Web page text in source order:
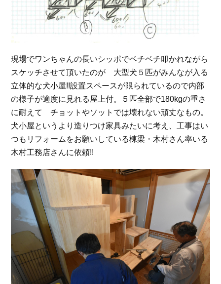
現場でワンちゃんの長いシッポでベチベチ叩かれながら
スケッチさせて頂いたのが 大型犬５匹がみんなが入る
立体的な犬小屋!!設置スペースが限られているので内部
の様子が適度に見れる屋上付。５匹全部で180kgの重さ
に耐えて チョットやソットでは壊れない頑丈なもの。
犬小屋というより造りつけ家具みたいに考え、工事はい
つもリフォームをお願いしている棟梁・木村さん率いる
木村工務店さんに依頼!!